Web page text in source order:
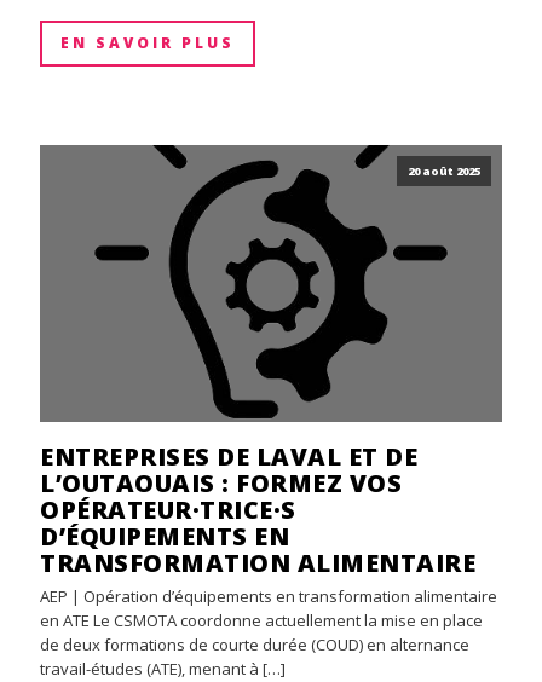
EN SAVOIR PLUS
20 août 2025
ENTREPRISES DE LAVAL ET DE
L’OUTAOUAIS : FORMEZ VOS
OPÉRATEUR·TRICE·S
D’ÉQUIPEMENTS EN
TRANSFORMATION ALIMENTAIRE
AEP | Opération d’équipements en transformation alimentaire
en ATE Le CSMOTA coordonne actuellement la mise en place
de deux formations de courte durée (COUD) en alternance
travail-études (ATE), menant à […]